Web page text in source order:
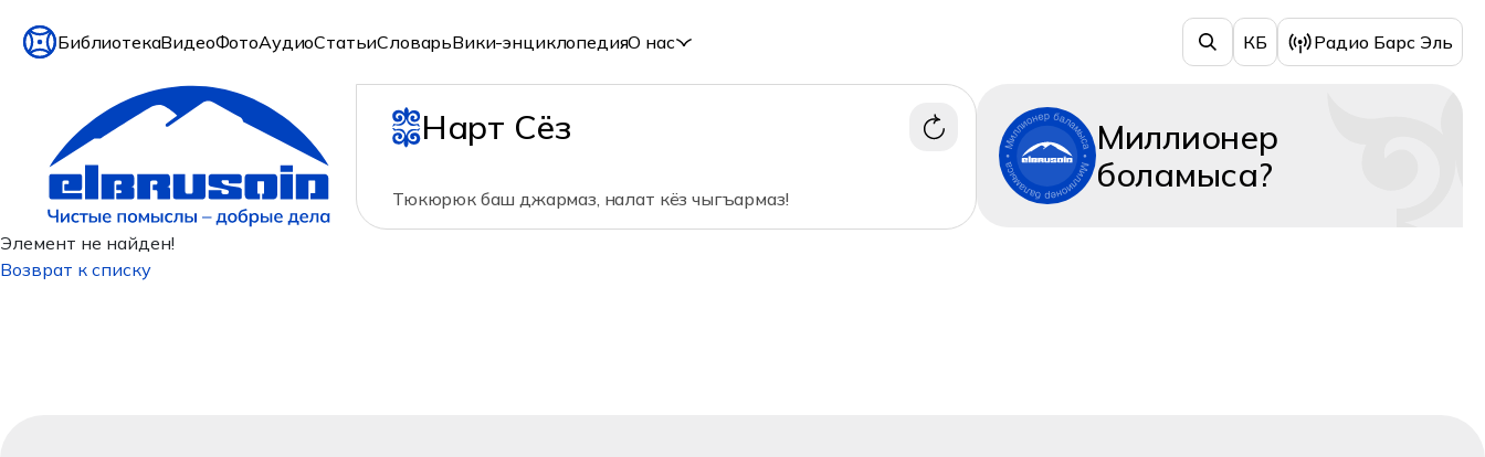
БиблиотекаВидеоФотоАудиоСтатьиСловарьВики-энциклопедияО нас КБ Радио Барс Эль
Нарт Сёз
Тюкюрюк баш джармаз, налат кёз чыгъармаз!
Миллионер
боламыса?
Элемент не найден!
Возврат к списку